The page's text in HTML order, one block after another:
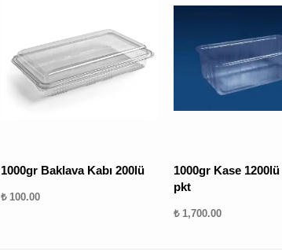
1000gr Baklava Kabı 200lü
₺ 100.00
1000gr Kase
pkt
₺ 1,700.00